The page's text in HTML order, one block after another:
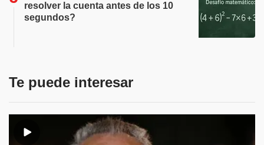
resolver la cuenta antes de los 10
segundos?
Te puede interesar